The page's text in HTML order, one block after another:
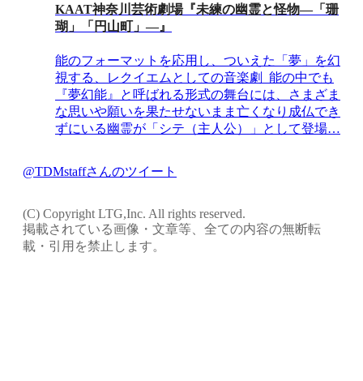
KAAT神奈川芸術劇場『未練の幽霊と怪物―「珊
瑚」「円山町」―』
能のフォーマットを応用し、ついえた「夢」を幻
視する、レクイエムとしての音楽劇 能の中でも
『夢幻能』と呼ばれる形式の舞台には、さまざま
な思いや願いを果たせないまま亡くなり成仏でき
ずにいる幽霊が「シテ（主人公）」として登場…
@TDMstaffさんのツイート
(C) Copyright LTG,Inc. All rights reserved.
掲載されている画像・文章等、全ての内容の無断転
載・引用を禁止します。